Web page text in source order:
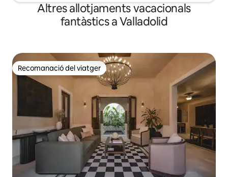
Altres allotjaments vacacionals
fantàstics a Valladolid
Recomanació del viatger
Recomanació del viatger